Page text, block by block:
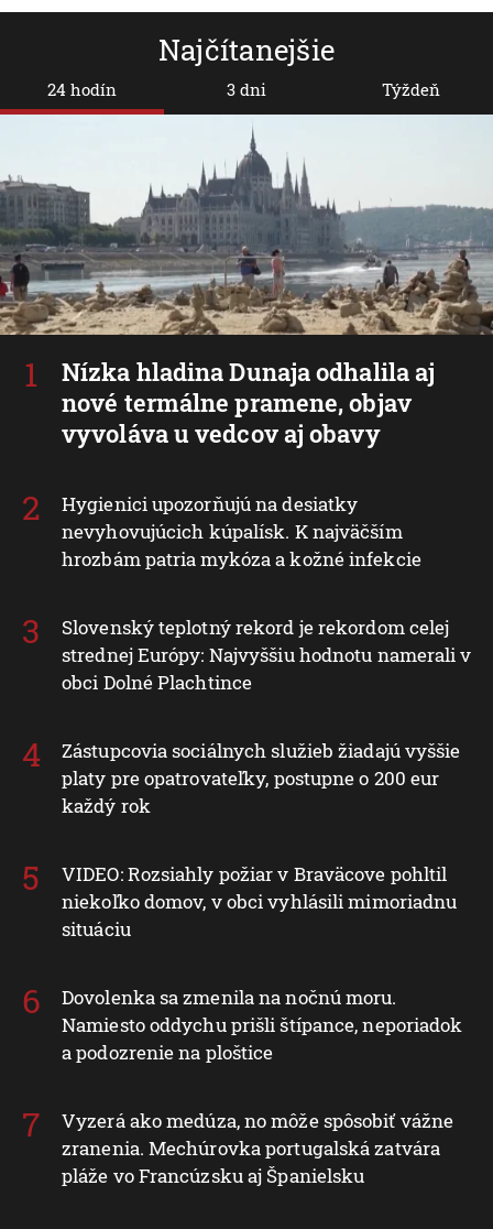
Najčítanejšie
24 hodín
Nízka hladina Dunaja odhalila aj
nové termálne pramene, objav
vyvoláva u vedcov aj obavy
Hygienici upozorňujú na desiatky
nevyhovujúcich kúpalísk. K najväčším
hrozbám patria mykóza a kožné infekcie
Slovenský teplotný rekord je rekordom celej
strednej Európy: Najvyššiu hodnotu namerali v
obci Dolné Plachtince
Zástupcovia sociálnych služieb žiadajú vyššie
platy pre opatrovateľky, postupne o 200 eur
každý rok
VIDEO: Rozsiahly požiar v Braväcove pohltil
niekoľko domov, v obci vyhlásili mimoriadnu
situáciu
Dovolenka sa zmenila na nočnú moru.
Namiesto oddychu prišli štípance, neporiadok
a podozrenie na ploštice
Vyzerá ako medúza, no môže spôsobiť vážne
zranenia. Mechúrovka portugalská zatvára
pláže vo Francúzsku aj Španielsku
3 dni Týždeň